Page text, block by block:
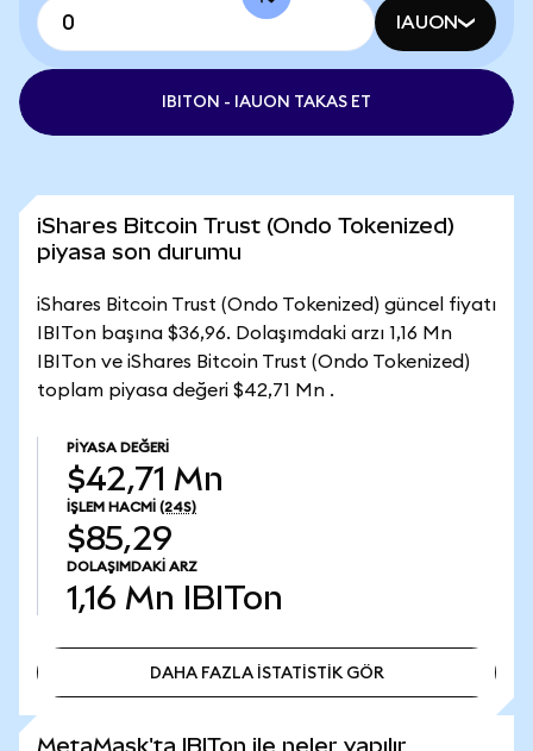
IAUON
IBITON - IAUON TAKAS ET
iShares Bitcoin Trust (Ondo Tokenized)
piyasa son durumu
iShares Bitcoin Trust (Ondo Tokenized) güncel fiyatı
IBITon başına $36,96. Dolaşımdaki arzı 1,16 Mn
IBITon ve iShares Bitcoin Trust (Ondo Tokenized)
toplam piyasa değeri $42,71 Mn .
PIYASA DEĞERI
$42,71 Mn
İŞLEM HACMI (24S)
$85,29
DOLAŞIMDAKI ARZ
1,16 Mn IBITon
DAHA FAZLA İSTATİSTİK GÖR
MetaMask'ta IBITon ile neler yapılır